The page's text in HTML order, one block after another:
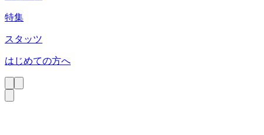
特集
スタッツ
はじめての方へ